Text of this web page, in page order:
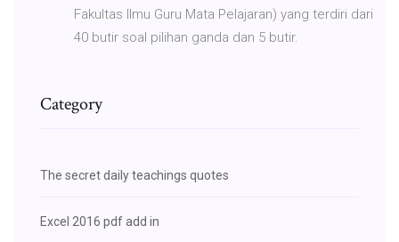
Fakultas Ilmu Guru Mata Pelajaran) yang terdiri dari
40 butir soal pilihan ganda dan 5 butir.
Category
The secret daily teachings quotes
Excel 2016 pdf add in